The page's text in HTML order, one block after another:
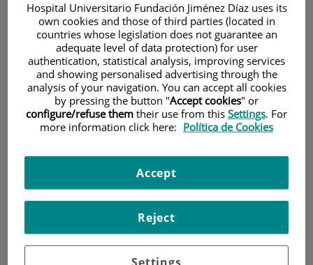
Pacientes y visitantes
Investigación
Hospital Universitario Fundación Jiménez Díaz uses its
own cookies and those of third parties (located in
countries whose legislation does not guarantee an
adequate level of data protection) for user
authentication, statistical analysis, improving services
and showing personalised advertising through the
analysis of your navigation. You can accept all cookies
by pressing the button "Accept cookies" or
configure/refuse them their use from this Settings. For
more information click here: Política de Cookies
Reject
Accept